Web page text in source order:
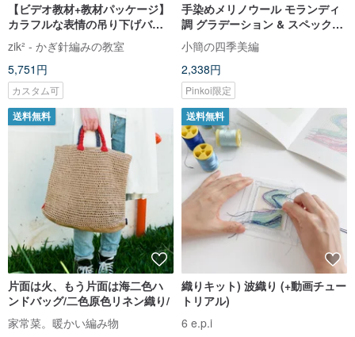
【ビデオ教材+教材パッケージ】
カラフルな表情の吊り下げバッ
クル（4～5個作れます）
zik² - かぎ針編みの教室
5,751円
カスタム可
手染めメリノウール モランディ
調 グラデーション & スペックル
毛糸 各色 1 カセ苔緑・チャコー
ル・ピンク 手染毛糸セット ネッ
クウォーマー・帽子作りに
小簡の四季美編
2,338円
Pinkoi限定
送料無料
片面は火、もう片面は海二色ハ
ンドバッグ/二色原色リネン織り/
家常菜。暖かい編み物
送料無料
織りキット) 波織り (+動画チュー
トリアル)
6 e.p.i